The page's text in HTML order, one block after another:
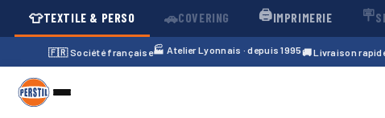
👕TEXTILE & PERSO 🚗COVERING 🖨️IMPRIMERIE 🪧
🇫🇷 Société française🏭 Atelier Lyonnais · depuis 1995🚚 Livraison